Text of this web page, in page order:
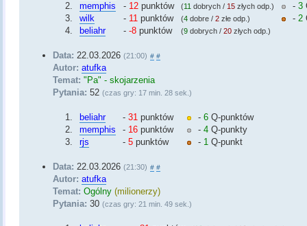
2.
memphis - 12 punktów (11 dobrych /15 złych odp.) -3
3.
wilk - 11 punktów (4 dobre /2 złe odp.) -2
4.
beliahr --8 punktów (9 dobrych /20 złych odp.)
Data: 22.03.2026(21:00) # #
Autor: atufka
Temat: "Pa" - skojarzenia
Pytania: 52(czas gry: 17 min. 28 sek.)
1. beliahr -31 punktów -6 Q-punktów
2.
memphis - 16 punktów -4 Q-punkty
3.
rjs -5 punktów - 1 Q-punkt
Data: 22.03.2026(21:30) # #
Autor: atufka
Temat: Ogólny (milionerzy)
Pytania: 30(czas gry: 21 min. 49 sek.)